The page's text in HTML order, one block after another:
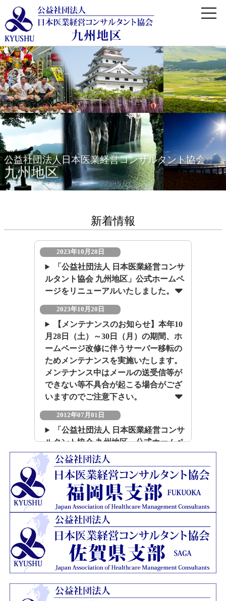
公益社団法人日本医業経営コンサルタント協会
九州地区
新着情報
2023年10月28日
「公益社団法人 日本医業経営コンサ
ルタント協会 九州地区」公式ホームペ
ージをリニューアルいたしました。
2023年10月20日
【メンテナンスのお知らせ】本年10
月28日（土）～30日（月）の期間、ホ
ームページ改修に伴うサーバー移転の
ためメンテナンスを実施いたします。
メンテナンス中はメールの送受信等が
できない等不具合が起こる場合がござ
いますのでご注意下さい。
2012年07月01日
「公益社団法人 日本医業経営コンサ
ルタント協会 九州地区」公式ホームペ
ージを開設いたしました。